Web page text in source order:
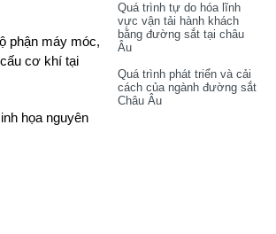
phận máy móc,
cơ khí tại
họa nguyên
Quá trình tự do hóa lĩnh
vực vận tải hành khách
bằng đường sắt tại châu
Âu
Quá trình phát triển và cải
cách của ngành đường sắt
Châu Âu